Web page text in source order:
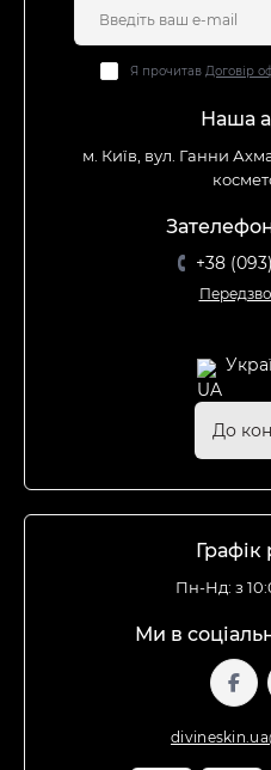
Я прочитав Договір
Наша
м. Київ, вул. Ганни
+38
До
Графік
Пн-Нд: з
Ми в